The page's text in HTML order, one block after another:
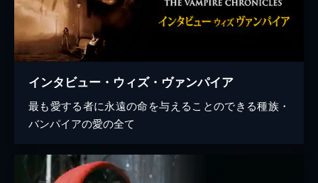
インタビュー・ウィズ・ヴァンパイア
最も愛する者に永遠の命を与えることのできる種族・
バンパイアの愛の全て